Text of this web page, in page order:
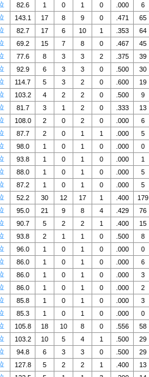
82.6 1 0 1 0 .000 6
143.1 17 8 9 0 .471 65
82.7 17 6 10 1 .353 64
69.2 15 7 8 0 .467 45
77.6 8 3 3 2 .375 39
92.9 6 3 3 0 .500 30
114.7 5 3 2 0 .600 19
103.2 4 2 2 0 .500 9
81.7 3 1 2 0 .333 13
108.0 2 0 2 0 .000 6
87.7 2 0 1 1 .000 5
98.0 1 0 1 0 .000 0
93.8 1 0 1 0 .000 1
88.0 1 0 1 0 .000 5
87.2 1 0 1 0 .000 5
52.2 30 12 17 1 .400 179
95.0 21 9 8 4 .429 76
90.7 5 2 2 1 .400 15
93.8 2 1 1 0 .500 8
96.0 1 0 1 0 .000 0
86.0 1 0 1 0 .000 6
86.0 1 0 1 0 .000 3
86.0 1 0 1 0 .000 2
85.8 1 0 1 0 .000 3
85.3 1 0 1 0 .000 0
105.8 18 10 8 0 .556 58
103.2 10 5 4 1 .500 29
94.8 6 3 3 0 .500 29
127.8 5 2 2 1 .400 13